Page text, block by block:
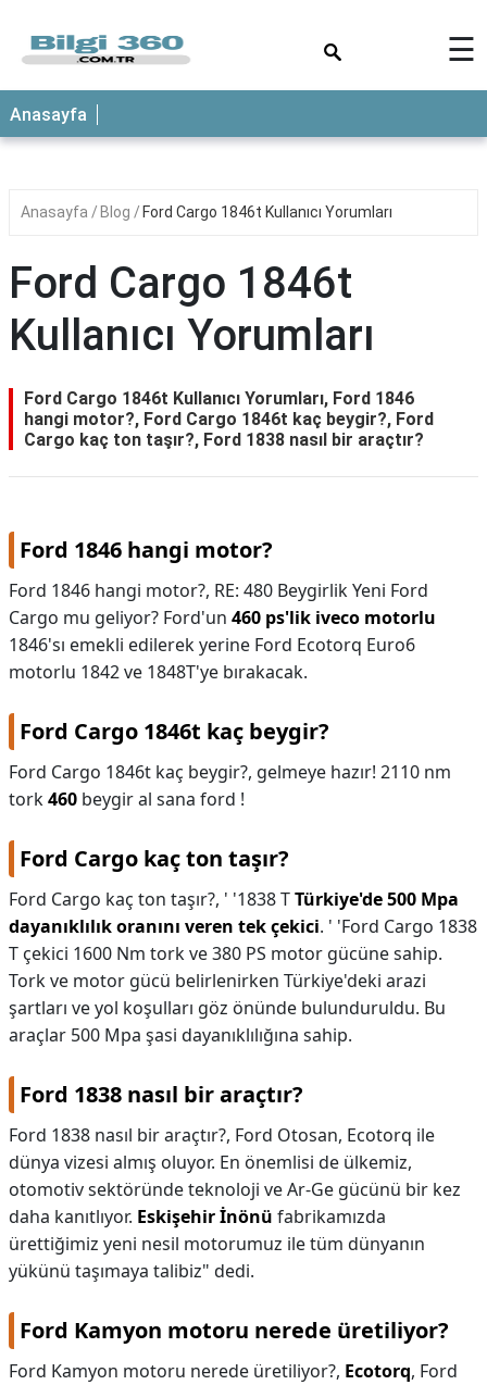
ANASAYFA
☰
Anasayfa
Anasayfa Blog Ford Cargo 1846t Kullanıcı Yorumları
Ford Cargo 1846t
Kullanıcı Yorumları
Ford Cargo 1846t Kullanıcı Yorumları, Ford 1846
hangi motor?, Ford Cargo 1846t kaç beygir?, Ford
Cargo kaç ton taşır?, Ford 1838 nasıl bir araçtır?
Ford 1846 hangi motor?
Ford 1846 hangi motor?, RE: 480 Beygirlik Yeni Ford
Cargo mu geliyor? Ford'un 460 ps'lik iveco motorlu
1846'sı emekli edilerek yerine Ford Ecotorq Euro6
motorlu 1842 ve 1848T'ye bırakacak.
Ford Cargo 1846t kaç beygir?
Ford Cargo 1846t kaç beygir?, gelmeye hazır! 2110 nm
tork460 beygir al sana ford !
Ford Cargo kaç ton taşır?
Ford Cargo kaç ton taşır?, ' '1838 TTürkiye'de 500 Mpa
dayanıklılık oranını veren tek çekici. ' 'Ford Cargo 1838
T çekici 1600 Nm tork ve 380 PS motor gücüne sahip.
Tork ve motor gücü belirlenirken Türkiye'deki arazi
şartları ve yol koşulları göz önünde bulunduruldu. Bu
araçlar 500 Mpa şasi dayanıklılığına sahip.
Ford 1838 nasıl bir araçtır?
Ford 1838 nasıl bir araçtır?, Ford Otosan, Ecotorq ile
dünya vizesi almış oluyor. En önemlisi de ülkemiz,
otomotiv sektöründe teknoloji ve Ar-Ge gücünü bir kez
daha kanıtlıyor. Eskişehir İnönü fabrikamızda
ürettiğimiz yeni nesil motorumuz ile tüm dünyanın
yükünü taşımaya talibiz" dedi.
Ford Kamyon motoru nerede üretiliyor?
Ford Kamyon motoru nerede üretiliyor?, Ecotorq, Ford